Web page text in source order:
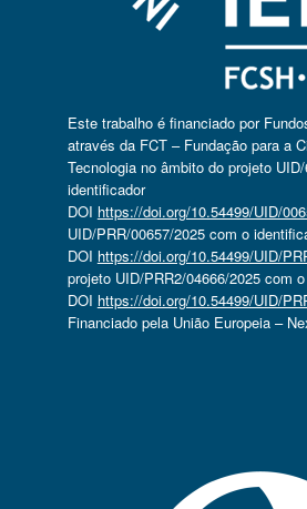
Este trabalho é financiado por
através da FCT – Fundação para a
Tecnologia no âmbito do projeto
identificador
DOI https://doi.org/10.54499/UID/
UID/PRR/00657/2025 com o
DOI https://doi.org/10.54499/UID/
projeto UID/PRR2/04666/2025 com
DOI https://doi.org/10.54499/UID/
Financiado pela União Europeia –